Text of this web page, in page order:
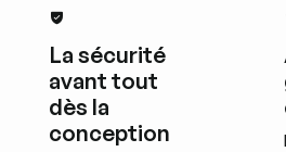
La sécurité
avant tout
dès la
conception